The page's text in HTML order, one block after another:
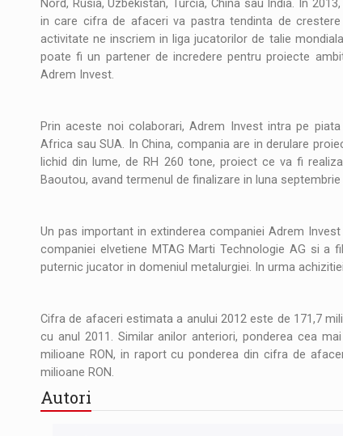
STIRI JAECOO 5 SHS-H a ajuns in Romania
ARTICOLE
Nord, Rusia, Uzbekistan, Turcia, China sau India. In
in care cifra de afaceri va pastra tendinta de
activitate ne inscriem in liga jucatorilor de talie
poate fi un partener de incredere pentru proiecte
Adrem Invest.
Prin aceste noi colaborari, Adrem Invest intra pe
Africa sau SUA. In China, compania are in derulare
lichid din lume, de RH 260 tone, proiect ce va fi
Baoutou, avand termenul de finalizare in luna septembrie
Un pas important in extinderea companiei Adrem
companiei elvetiene MTAG Marti Technologie AG si a
puternic jucator in domeniul metalurgiei. In urma
Cifra de afaceri estimata a anului 2012 este de 171,7
cu anul 2011. Similar anilor anteriori, ponderea cea
milioane RON, in raport cu ponderea din cifra de
milioane RON.
Autori